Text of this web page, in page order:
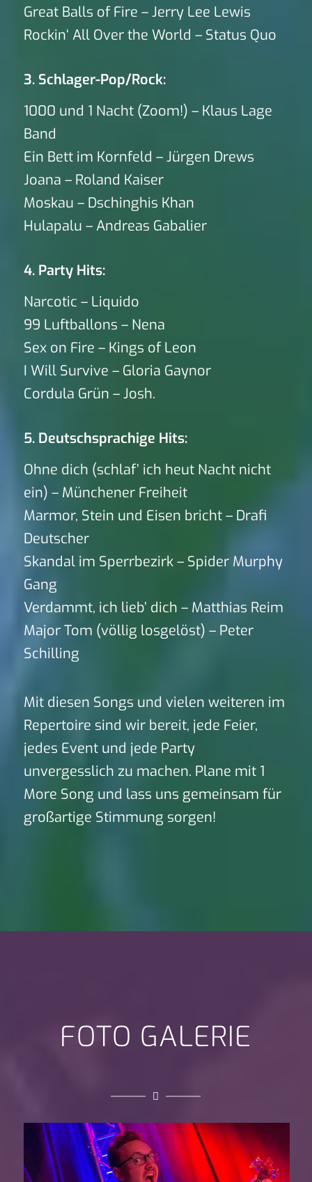
Great Balls of Fire – Jerry Lee Lewis
Rockin‘ All Over the World – Status Quo
3. Schlager-Pop/Rock:
1000 und 1 Nacht (Zoom!) – Klaus Lage
Band
Ein Bett im Kornfeld – Jürgen Drews
Joana – Roland Kaiser
Moskau – Dschinghis Khan
Hulapalu – Andreas Gabalier
4. Party Hits:
Narcotic – Liquido
99 Luftballons – Nena
Sex on Fire – Kings of Leon
I Will Survive – Gloria Gaynor
Cordula Grün – Josh.
5. Deutschsprachige Hits:
Ohne dich (schlaf’ ich heut Nacht nicht
ein) – Münchener Freiheit
Marmor, Stein und Eisen bricht – Drafi
Deutscher
Skandal im Sperrbezirk – Spider Murphy
Gang
Verdammt, ich lieb’ dich – Matthias Reim
Major Tom (völlig losgelöst) – Peter
Schilling
Mit diesen Songs und vielen weiteren im
Repertoire sind wir bereit, jede Feier,
jedes Event und jede Party
unvergesslich zu machen. Plane mit 1
More Song und lass uns gemeinsam für
großartige Stimmung sorgen!
FOTO GALERIE